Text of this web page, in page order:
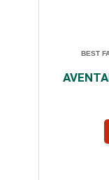
BEST